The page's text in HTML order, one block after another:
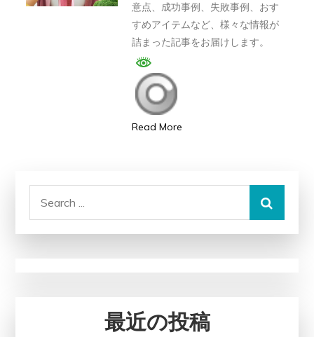
れ
る
置
ッ
を
ま
意点、成功事例、失敗事例、おす
すめアイテムなど、様々な情報が
詰まった記事をお届けします。
Read More
最近の投稿